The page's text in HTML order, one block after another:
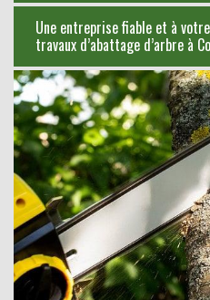
Une entreprise fiable et à
travaux d’abattage d’arbre à